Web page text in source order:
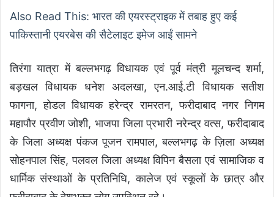
Also Read This: भारत की एयरस्ट्राइक में तबाह हुए कई
पाकिस्तानी एयरबेस की सैटेलाइट इमेज आईं सामने
तिरंगा यात्रा में बल्लभगढ़ विधायक एवं पूर्व मंत्री मूलचन्द शर्मा,
बड़खल विधायक धनेश अदलखा, एन.आई.टी विधायक सतीश
फागना, होडल विधायक हरेन्द्र रामरतन, फरीदाबाद नगर निगम
महापौर प्रवीण जोशी, भाजपा जिला प्रभारी नरेन्द्र वत्स, फरीदाबाद
के जिला अध्यक्ष पंकज पूजन रामपाल, बल्लभगढ़ के ज़िला अध्यक्ष
सोहनपाल सिंह, पलवल जिला अध्यक्ष विपिन बैसला एवं सामाजिक व
धार्मिक संस्थाओं के प्रतिनिधि, कालेज एवं स्कूलों के छात्र और